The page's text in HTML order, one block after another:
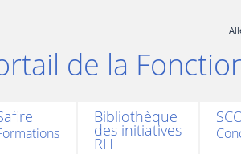
de la
Bibliothèque
des initiatives
RH